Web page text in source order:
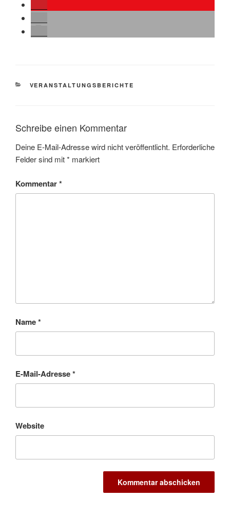
KATEGORIEN
VERANSTALTUNGSBERICHTE
Schreibe einen Kommentar
Deine E-Mail-Adresse wird nicht veröffentlicht. Erforderliche
Felder sind mit* markiert
Kommentar*
Name*
E-Mail-Adresse*
Website